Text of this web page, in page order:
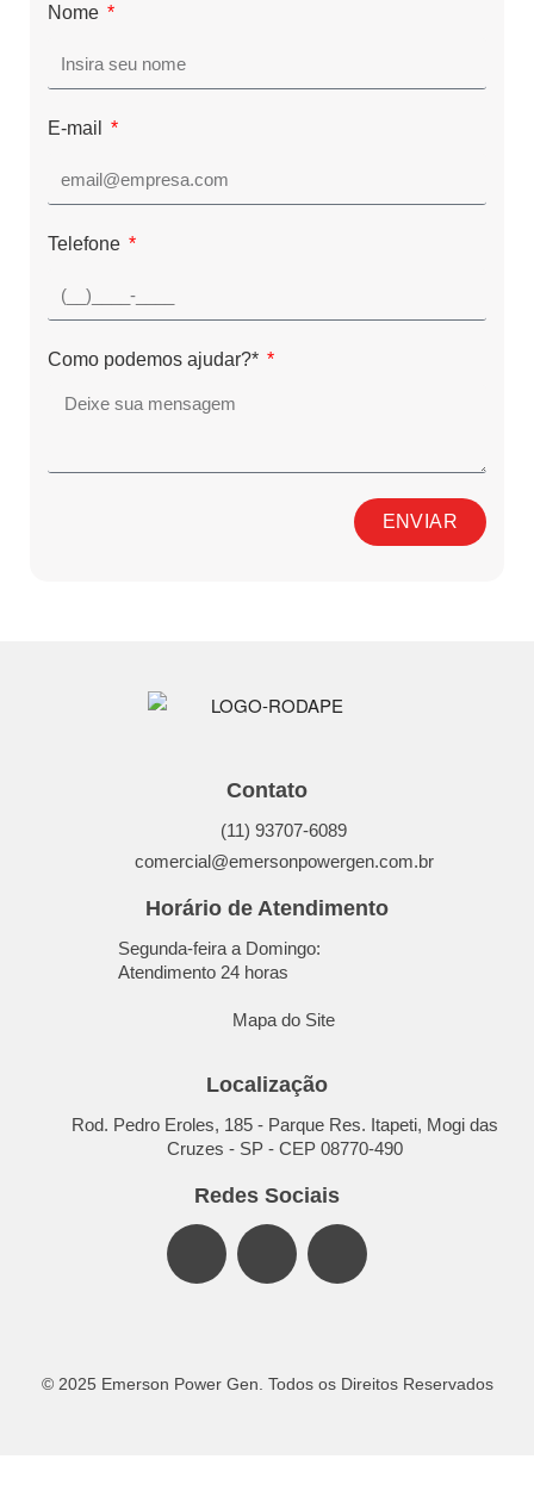
Nome
E-mail
Telefone
Como podemos ajudar?*
ENVIAR
Contato
(11) 93707-6089
comercial@emersonpowergen.com.br
Horário de Atendimento
Segunda-feira a Domingo:
Atendimento 24 horas
Mapa do Site
Localização
Rod. Pedro Eroles, 185 - Parque Res. Itapeti, Mogi das
Cruzes - SP - CEP 08770-490
Redes Sociais
© 2025 Emerson Power Gen. Todos os Direitos Reservados